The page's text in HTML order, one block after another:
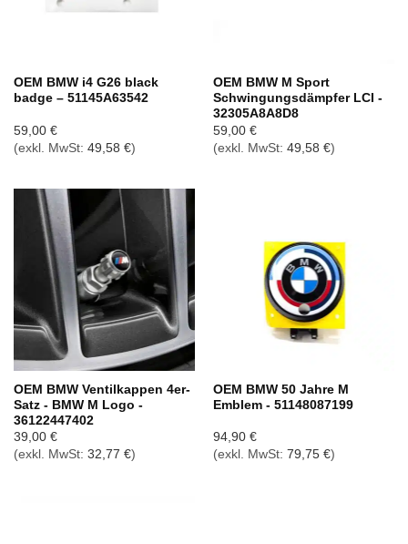
OEM BMW i4 G26 black
badge – 51145A63542
59,00 €
(exkl. MwSt: 49,58 €)
OEM BMW M Sport
Schwingungsdämpfer LCI -
32305A8A8D8
59,00 €
(exkl. MwSt: 49,58 €)
OEM BMW Ventilkappen 4er-
Satz - BMW M Logo -
36122447402
39,00 €
(exkl. MwSt: 32,77 €)
OEM BMW 50 Jahre M
Emblem - 51148087199
94,90 €
(exkl. MwSt: 79,75 €)